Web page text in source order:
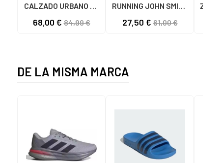
CALZADO URBANO DE
VARIOS COLORES
68,00 €84,99 €
RUNNING JOHN SMITH
27,50 €61,00 €
DE LA MISMA MARCA